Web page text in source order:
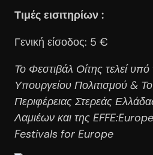
Τιμές εισιτηρίων :
Γενική είσοδος: 5 €
Το Φεστιβάλ Οίτης τελεί υπό
Υπουργείου Πολιτισμού &
Περιφέρειας Στερεάς
Λαμιέων και της
Festivals for Europe